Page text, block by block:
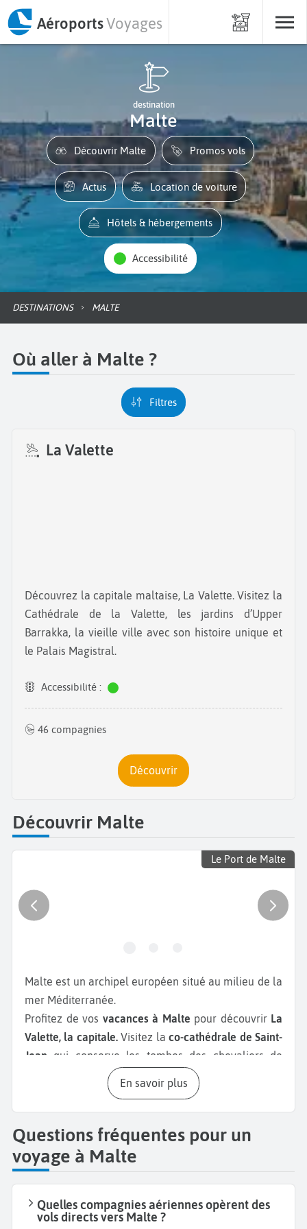
AéroportsVoyages
destination
Malte
Découvrir Malte Promos vols
Actus Location de voiture
Hôtels & hébergements
Accessibilité
DESTINATIONS MALTE
Où aller à Malte ?
Filtres
La Valette
Découvrez la capitale maltaise, La Valette. Visitez la
Cathédrale de la Valette, les jardins d’Upper
Barrakka, la vieille ville avec son histoire unique et
le Palais Magistral.
Accessibilité :
46 compagnies
Découvrir
Découvrir Malte
Le Port de Malte
Malte est un archipel européen situé au milieu de la
mer Méditerranée.
Profitez de vos vacances à Malte pour découvrir La
Valette, la capitale.Visitez laco-cathédrale de Saint-
Jean qui conserve les tombes des chevaliers de
l’ordre. Ses piliers et murs recouverts d’or mettent
en avant le style baroque de ce lieu religieux. Le
Palais des Grands Maîtres, quant à lui, abrite le
bureau présidentiel. Ce pays a été élu capitale
européenne de la culture en 2018 grâce à son
musée national des beaux-arts
son musée national d’archéologie. Ce musée
présente une collection d’objets de toutes sortes
provenant des temples préhistoriques et
En savoir plus
Questions fréquentes pour un
voyage à Malte
Quelles compagnies aériennes opèrent des
vols directs vers Malte ?